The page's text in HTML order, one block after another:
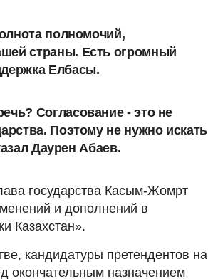
полномочий,
страны. Есть огромный
Елбасы.
Согласование - это не
Поэтому не нужно искать
Даурен Абаев.
государства Касым-Жомрт
и дополнений в
Казахстан».
кандидатуры претендентов на
окончательным назначением